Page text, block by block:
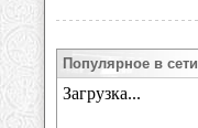
Популярное в сети